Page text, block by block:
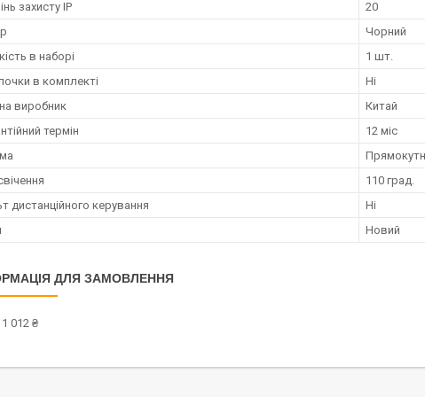
захисту IP
20
Чорний
в наборі
1 шт.
в комплекті
Ні
виробник
Китай
термін
12 міс
110 град.
дистанційного керування
Ні
Новий
ДЛЯ ЗАМОВЛЕННЯ
1 012 ₴